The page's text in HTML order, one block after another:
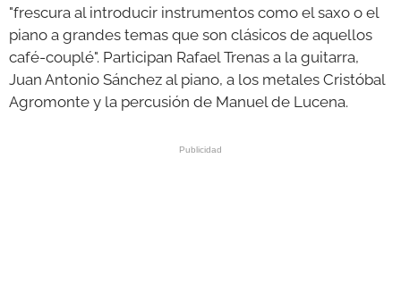
"frescura al introducir instrumentos como el saxo o el
piano a grandes temas que son clásicos de aquellos
café-couplé". Participan Rafael Trenas a la guitarra,
Juan Antonio Sánchez al piano, a los metales Cristóbal
Agromonte y la percusión de Manuel de Lucena.